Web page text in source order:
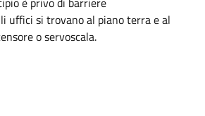
uffici si trovano al piano terra e al
o servoscala.